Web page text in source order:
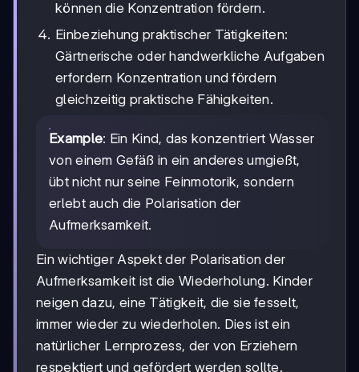
können die Konzentration fördern.
Einbeziehung praktischer Tätigkeiten:
Gärtnerische oder handwerkliche Aufgaben
erfordern Konzentration und fördern
gleichzeitig praktische Fähigkeiten.
Example: Ein Kind, das konzentriert Wasser
von einem Gefäß in ein anderes umgießt,
übt nicht nur seine Feinmotorik, sondern
erlebt auch die Polarisation der
Aufmerksamkeit.
Ein wichtiger Aspekt der Polarisation der
Aufmerksamkeit ist die Wiederholung. Kinder
neigen dazu, eine Tätigkeit, die sie fesselt,
immer wieder zu wiederholen. Dies ist ein
natürlicher Lernprozess, der von Erziehern
respektiert und gefördert werden sollte.